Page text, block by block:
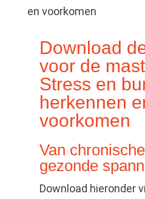
en voorkomen
Download
voor de
Stress en
herkennen
voorkomen
Van
gezonde
Download hieronder